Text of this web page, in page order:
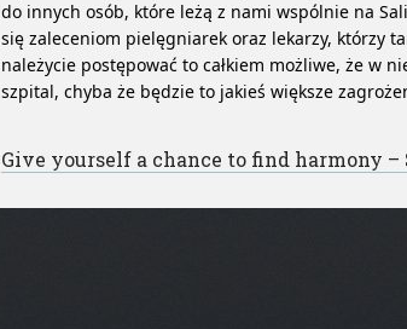
do innych osób, które leżą z nami wspólnie na
się zaleceniom pielęgniarek oraz lekarzy, którzy
należycie postępować to całkiem możliwe, że w
szpital, chyba że będzie to jakieś większe
Post navigation
←
Give yourself a chance to find harmony –